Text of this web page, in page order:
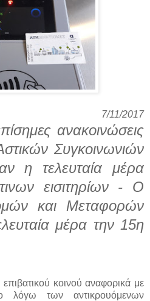
7/11/2017
ανακοινώσεις
Συγκοινωνιών
η τελευταία μέρα
εισιτηρίων - Ο
και Μεταφορών
μέρα την 15η
κοινού αναφορικά με
λόγω των αντικρουόμενων